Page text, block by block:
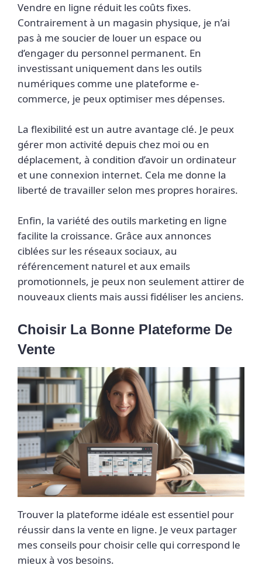
Vendre en ligne réduit les coûts fixes.
Contrairement à un magasin physique, je n’ai
pas à me soucier de louer un espace ou
d’engager du personnel permanent. En
investissant uniquement dans les outils
numériques comme une plateforme e-
commerce, je peux optimiser mes dépenses.
La flexibilité est un autre avantage clé. Je peux
gérer mon activité depuis chez moi ou en
déplacement, à condition d’avoir un ordinateur
et une connexion internet. Cela me donne la
liberté de travailler selon mes propres horaires.
Enfin, la variété des outils marketing en ligne
facilite la croissance. Grâce aux annonces
ciblées sur les réseaux sociaux, au
référencement naturel et aux emails
promotionnels, je peux non seulement attirer de
nouveaux clients mais aussi fidéliser les anciens.
Choisir La Bonne Plateforme De
Vente
Trouver la plateforme idéale est essentiel pour
réussir dans la vente en ligne. Je veux partager
mes conseils pour choisir celle qui correspond le
mieux à vos besoins.